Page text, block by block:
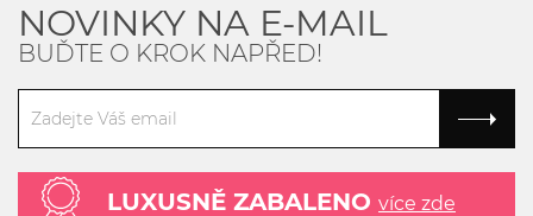
NOVINKY NA E-MAIL
BUĎTE O KROK NAPŘED!
LUXUSNĚ ZABALENO více zde